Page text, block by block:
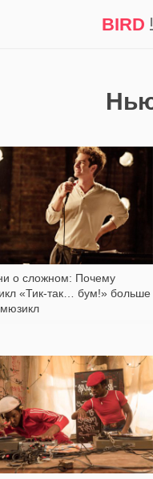
BIRD
о сложном: Почему
«Тик-так… бум!» больше
1 092
1 127